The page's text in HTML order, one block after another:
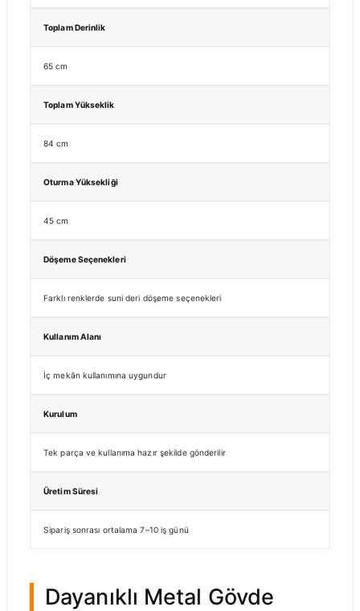
Toplam Derinlik
65 cm
Toplam Yükseklik
84 cm
Oturma Yüksekliği
45 cm
Döşeme Seçenekleri
Farklı renklerde suni deri döşeme seçenekleri
Kullanım Alanı
İç mekân kullanımına uygundur
Kurulum
Tek parça ve kullanıma hazır şekilde gönderilir
Üretim Süresi
Sipariş sonrası ortalama 7–10 iş günü
Dayanıklı Metal Gövde